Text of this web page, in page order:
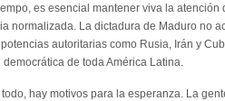
es esencial mantener viva la
normalizada. La dictadura de Maduro no
autoritarias como Rusia, Irán y
de toda América Latina.
todo, hay motivos para la esperanza. La